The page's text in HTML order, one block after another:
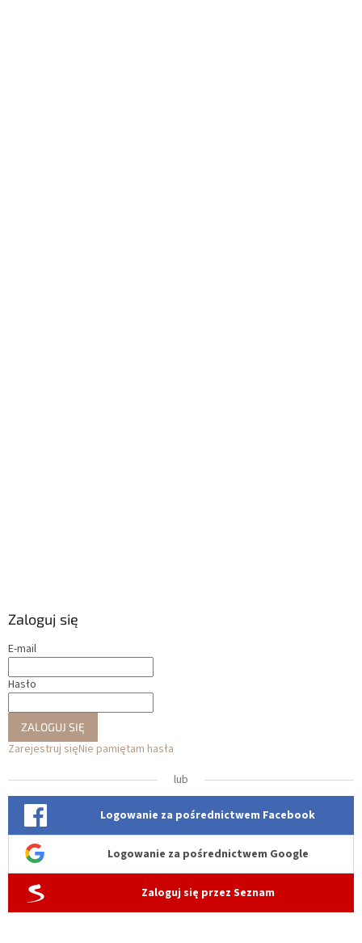
Zaloguj się
E-mail
Hasło
ZALOGUJ SIĘ
Zarejestruj sięNie pamiętam hasła
lub
Logowanie za pośrednictwem Facebook
Logowanie za pośrednictwem Google
Zaloguj się przez Seznam